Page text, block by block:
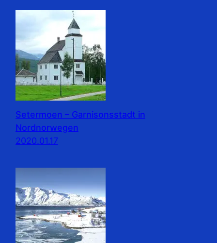
Setermoen – Garnisonsstadt in
Nordnorwegen
2020.01.17